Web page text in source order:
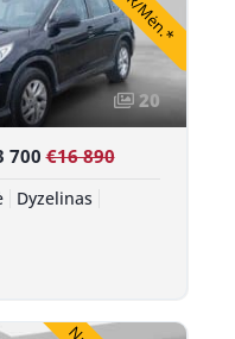
20
700€16 890
Dyzelinas